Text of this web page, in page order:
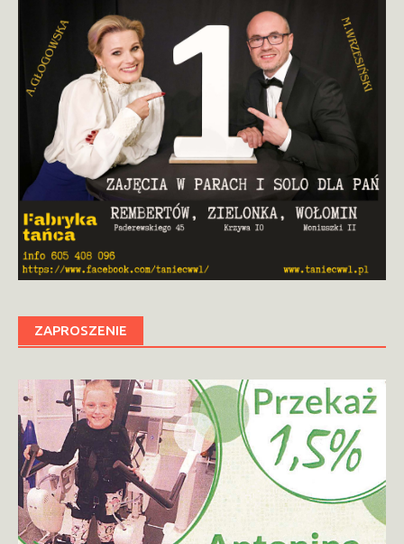
ZAPROSZENIE